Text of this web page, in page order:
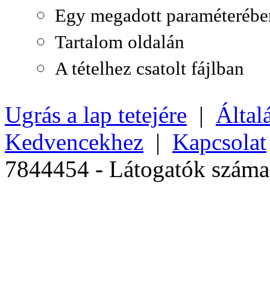
Egy megadott
Tartalom oldalán
A tételhez csatolt fájlban
Ugrás a lap tetejére |
Kedvencekhez | Kapcsolat
7844454 - Látogatók